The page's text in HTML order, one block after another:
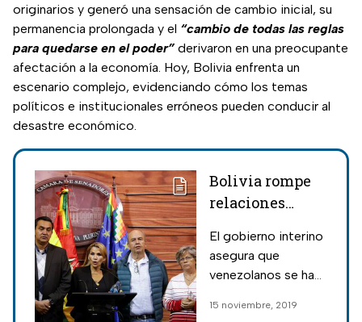
originarios y generó una sensación de cambio inicial, su
permanencia prolongada y el “cambio de todas las reglas
para quedarse en el poder”derivaron en una preocupante
afectación a la economía. Hoy, Bolivia enfrenta un
escenario complejo, evidenciando cómo los temas
políticos e institucionales erróneos pueden conducir al
desastre económico.
Bolivia rompe
relaciones
con Venezuela
El gobierno interino
asegura que
venezolanos se han
asuntos internos de
15 noviembre, 2019